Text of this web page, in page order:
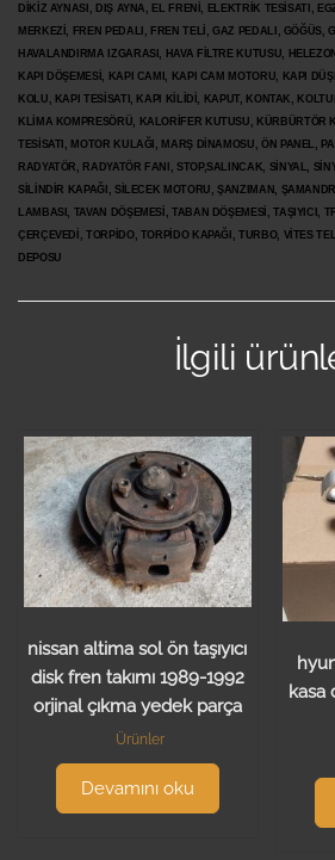
DİKİZ AYNASI, DIŞ AYNA, EL FRENİ, ELEKTRİK TESİSATI,
MERKEZİ, FREN PEDALI, FREN TELİ, GAZ PEDALI, GÖĞÜS,
HAVALANDIRMA IZGARASI, HAVA FİLTRE KUTUSU,
KAPI DÖŞEMESİ, KAPI CAMI, KAPI CAM MOTORU, KAPI
KOLU, KAPI TESİSATI, KAPI KİLİDİ, KAPUT, KONTAK,
KLİMA KOMPRESÖRÜ, KALORİFER KUTUSU, KÜRBÜRTÖR
TESİSATI, MOTOR KULAĞI, MARŞ DİNAMOSU, ÖN PANEL,
RADYATÖR, RADYATÖR FANI, STOP,SALINCAK, SİNYAL,
SİLİNDİR KAPAĞI, SİLECEK MOTORU, ŞANZIMAN,
LAMBASI, TAVAN DÖŞEMESİ, TABAN DÖŞEMESİ, TAŞIYICI,
ÇERÇEVEDİ, TORPİDO, TORPİDO KAPAĞI, TURBO, VİTES
DEPOSU
İlgili
nissan altima sol ön taşıyıcı
disk fren takımı 1989-1992
orjinal çıkma yedek parça
Ürünler
Devamını oku
kasa